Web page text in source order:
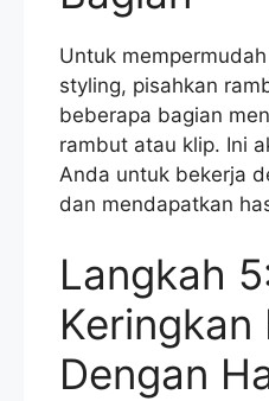
Untuk
styling, pisahkan
beberapa bagian
rambut atau klip. Ini
Anda untuk bekerja
dan mendapatkan
Langkah
Keringkan
Dengan